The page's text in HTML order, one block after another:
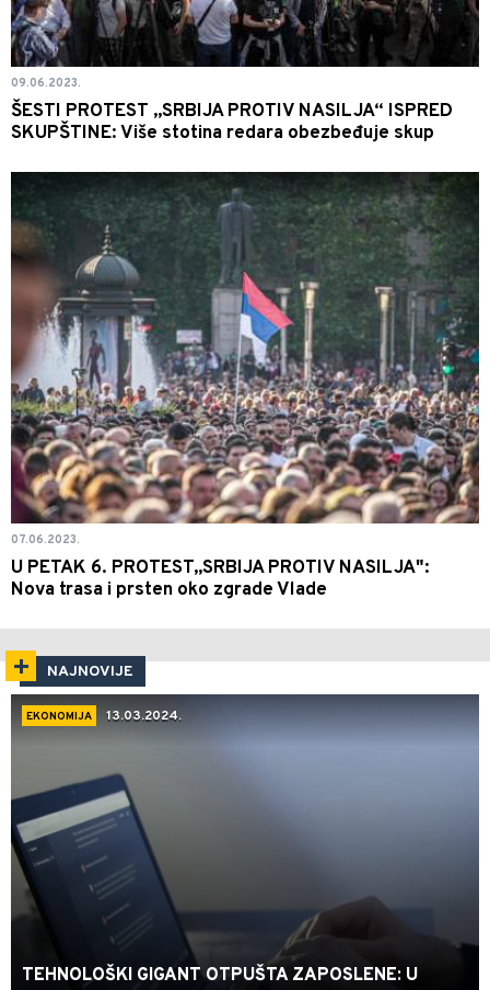
09.06.2023.
ŠESTI PROTEST „SRBIJA PROTIV NASILJA“ ISPRED
SKUPŠTINE: Više stotina redara obezbeđuje skup
07.06.2023.
U PETAK 6. PROTEST„SRBIJA PROTIV NASILJA":
Nova trasa i prsten oko zgrade Vlade
NAJNOVIJE
EKONOMIJA 13.03.2024.
TEHNOLOŠKI GIGANT OTPUŠTA ZAPOSLENE: U